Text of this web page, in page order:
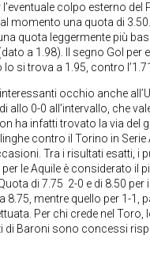
colpo esterno del
momento una quota di 3.50.
quota leggermente più
a 1.98). Il segno Gol per
si trova a 1.95, contro
occhio anche
allo 0-0 all’intervallo, che
ha infatti trovato la via del
contro il Torino in Serie
Tra i risultati esatti, i
le Aquile è considerato il
di 7.75 2-0 e di 8.50 per
8.75, mentre quello per 1-1,
Per chi crede nel Toro,
di Baroni sono concessi